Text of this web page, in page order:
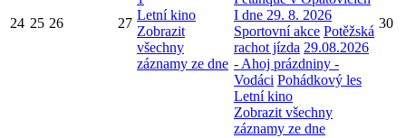
24 25 26 27
Letní kino
Zobrazit
všechny
záznamy ze dne
I dne 29. 8. 2026
Sportovní akce Potěžská
rachot jízda 29.08.2026
- Ahoj prázdniny -
Vodáci Pohádkový les
Letní kino
Zobrazit všechny
záznamy ze dne
30